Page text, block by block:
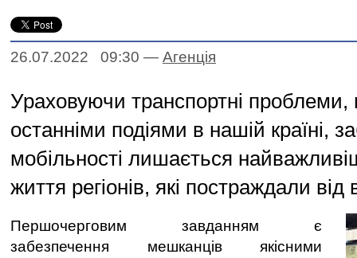
26.07.2022 09:30 — Агенцiя
Ураховуючи транспортні проблеми,
останніми подіями в нашій країні,
мобільності лишається
життя регіонів, які постраждали від
Першочерговим завданням є
забезпечення мешканців якісними